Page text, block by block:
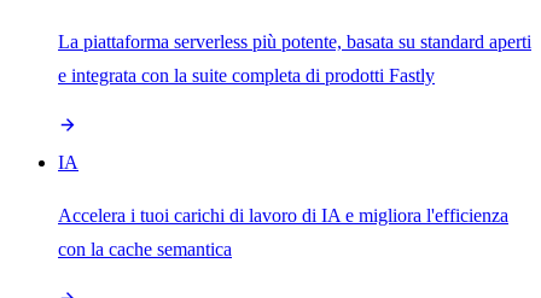
La piattaforma serverless più potente, basata su standard aperti
e integrata con la suite completa di prodotti Fastly
IA
Accelera i tuoi carichi di lavoro di IA e migliora l'efficienza
con la cache semantica